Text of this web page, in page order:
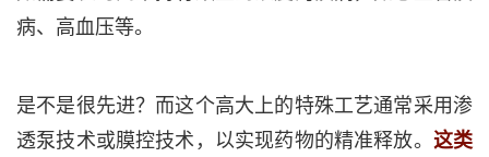
病、高血压等。
是不是很先进？而这个高大上的特殊工艺通常采用渗
透泵技术或膜控技术，以实现药物的精准释放。 这类